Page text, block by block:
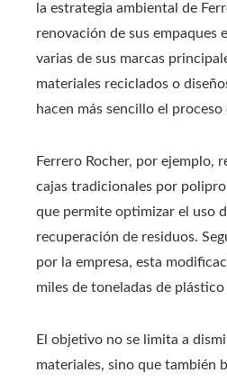
la estrategia ambiental de
renovación de sus empaques
varias de sus marcas
materiales reciclados o
hacen más sencillo el
Ferrero Rocher, por ejemplo,
cajas tradicionales por
que permite optimizar el uso
recuperación de residuos.
por la empresa, esta
miles de toneladas de
El objetivo no se limita a
materiales, sino que también